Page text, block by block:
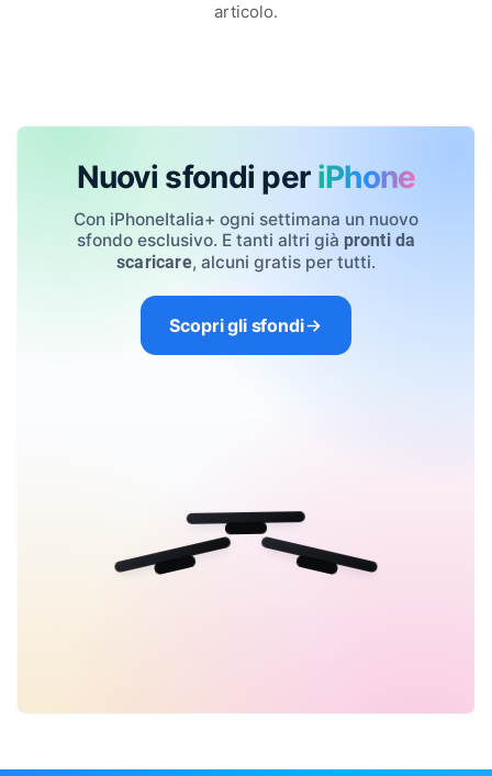
articolo.
Nuovi sfondi per iPhone
Con iPhoneItalia+ ogni settimana un nuovo
sfondo esclusivo. E tanti altri già pronti da
scaricare, alcuni gratis per tutti.
Scopri gli sfondi